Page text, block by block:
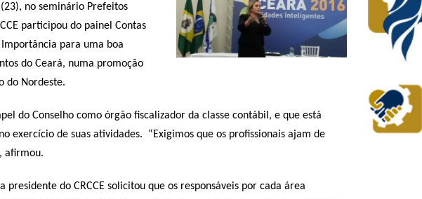
no seminário Prefeitos
participou do painel Contas
para uma boa
do Ceará, numa promoção
do Nordeste.
do Conselho como órgão fiscalizador da classe contábil, e que está
exercício de suas atividades. “Exigimos que os profissionais ajam de
afirmou.
do CRCCE solicitou que os responsáveis por cada área